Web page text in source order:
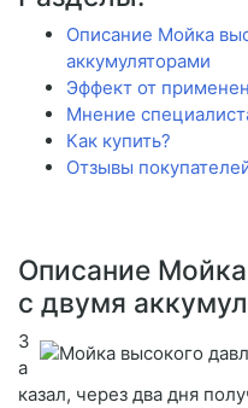
Описание Мойка
аккумуляторами
Эффект от
Мнение
Как купить?
Отзывы
Описание
с двумя
З
а
казал, через два дня